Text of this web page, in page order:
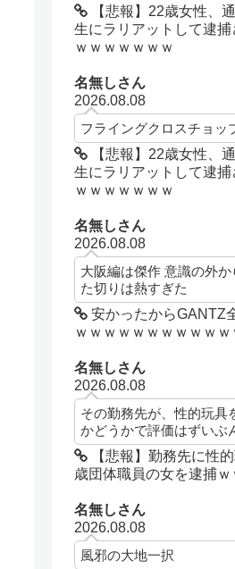
【悲報】22歳女性、
生にラリアットして逮
ｗｗｗｗｗｗｗ
名無しさん
2026.08.08
フライングクロスチョッ
【悲報】22歳女性、
生にラリアットして逮
ｗｗｗｗｗｗｗ
名無しさん
2026.08.08
大阪編は傑作 意識の外
た切りは熱すぎた
安かったからGANTZ
ｗｗｗｗｗｗｗｗｗｗｗ
名無しさん
2026.08.08
その勤務先が、性的玩具
かどうかで評価はずいぶ
【悲報】勤務先に性
歳団体職員の女を逮捕
名無しさん
2026.08.08
風邪の大地一択